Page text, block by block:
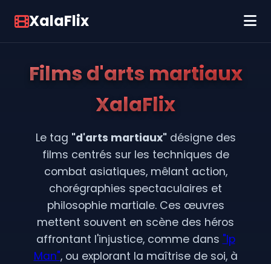
XalaFlix
Films d'arts martiaux
XalaFlix
Le tag "d'arts martiaux"désigne des
films centrés sur les techniques de
combat asiatiques, mêlant action,
chorégraphies spectaculaires et
philosophie martiale. Ces œuvres
mettent souvent en scène des héros
affrontant l'injustice, comme dans "Ip
Man", ou explorant la maîtrise de soi, à